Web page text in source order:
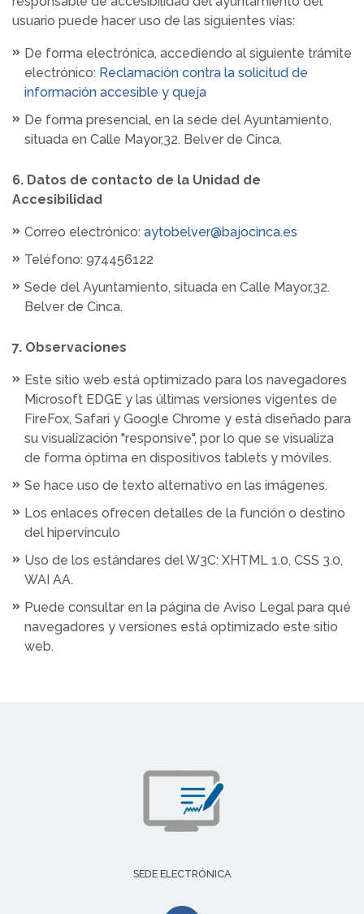
usuario puede hacer uso de las siguientes vías:
De forma electrónica, accediendo al siguiente trámite
electrónico: Reclamación contra la solicitud de
información accesible y queja
De forma presencial, en la sede del Ayuntamiento,
situada en Calle Mayor,32. Belver de Cinca.
6. Datos de contacto de la Unidad de
Accesibilidad
Correo electrónico: aytobelver@bajocinca.es
Teléfono: 974456122
Sede del Ayuntamiento, situada en Calle Mayor,32.
Belver de Cinca.
7. Observaciones
Este sitio web está optimizado para los navegadores
Microsoft EDGE y las últimas versiones vigentes de
FireFox, Safari y Google Chrome y está diseñado para
su visualización "responsive", por lo que se visualiza
de forma óptima en dispositivos tablets y móviles.
Se hace uso de texto alternativo en las imágenes.
Los enlaces ofrecen detalles de la función o destino
del hipervínculo
Uso de los estándares del W3C: XHTML 1.0, CSS 3.0,
WAI AA.
Puede consultar en la página de Aviso Legal para qué
navegadores y versiones está optimizado este sitio
web.
SEDE ELECTRÓNICA